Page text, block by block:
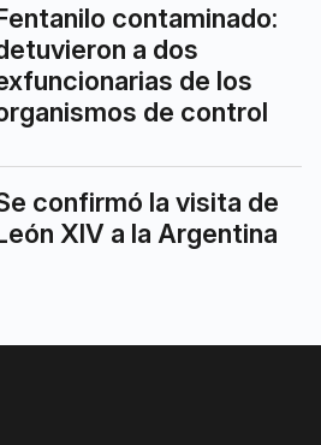
contaminado:
a dos
de los
de control
confirmó la visita de
XIV a la Argentina